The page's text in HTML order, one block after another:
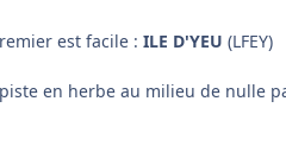
est facile : ILE D'YEU (LFEY)
en herbe au milieu de nulle